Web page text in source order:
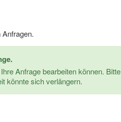
Anfrage bearbeiten können. Bitte
könnte sich verlängern.